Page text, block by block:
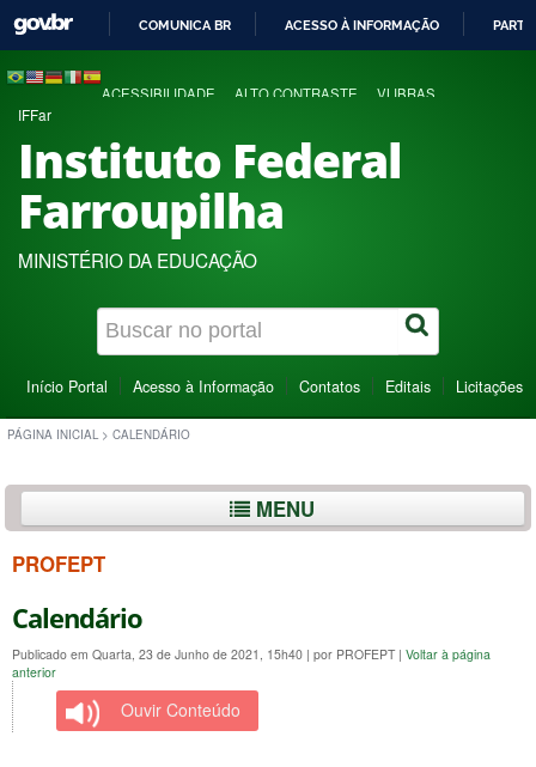
COMUNICA BR ACESSO À INFORMAÇÃO
ACESSIBILIDADE ALTO CONTRASTE VLIBRAS
IFFar
Instituto Federal
Farroupilha
MINISTÉRIO DA EDUCAÇÃO
Início Portal Acesso à Informação Contatos Editais Licitações
PÁGINA INICIAL > CALENDÁRIO
MENU
PROFEPT
Calendário
Publicado em Quarta, 23 de Junho de 2021, 15h40 | por PROFEPT | Voltar à página
anterior
Ouvir Conteúdo